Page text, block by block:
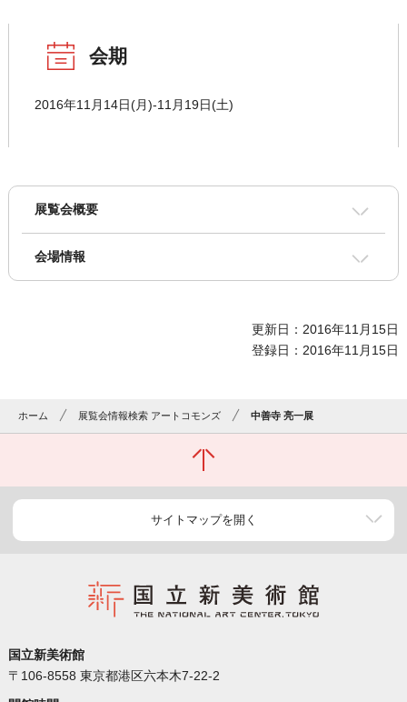
会期
2016年11月14日(月)-11月19日(土)
展覧会概要
会場情報
更新日：2016年11月15日
登録日：2016年11月15日
ホーム 展覧会情報検索 アートコモンズ 中善寺 亮一展
サイトマップを開く
国立新美術館
〒106-8558 東京都港区六本木7-22-2